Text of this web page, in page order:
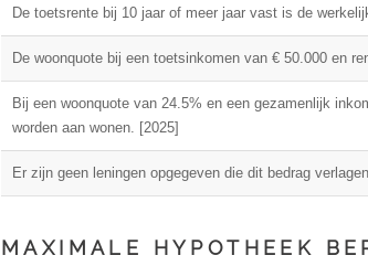
De toetsrente bij 10 jaar of meer jaar vast is de
De woonquote bij een toetsinkomen van € 50.000 en
Bij een woonquote van 24.5% en een gezamenlijk
worden aan wonen. [2025]
Er zijn geen leningen opgegeven die dit bedrag verlagen.
MAXIMALE HYPOTHEEK